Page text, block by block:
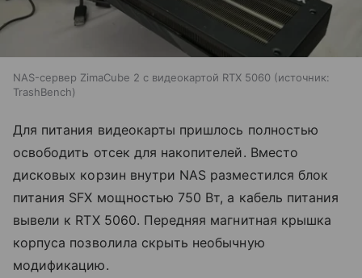
NAS-сервер ZimaCube 2 с видеокартой RTX 5060
источник:
TrashBench
Для питания видеокарты пришлось полностью
освободить отсек для накопителей. Вместо
дисковых корзин внутри NAS разместился блок
питания SFX мощностью 750 Вт, а кабель питания
вывели к RTX 5060. Передняя магнитная крышка
корпуса позволила скрыть необычную
модификацию.